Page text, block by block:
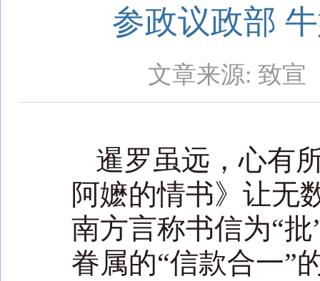
参政议政部
文章来源: 致宣
暹罗虽远，心有
阿嬷的情书》让无
南方言称书信为“
眷属的“信款合一”